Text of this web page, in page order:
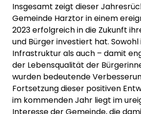
Insgesamt zeigt dieser
Gemeinde Harztor in einem
2023 erfolgreich in die Zukunft
und Bürger investiert hat. Sowohl
Infrastruktur als auch – damit
der Lebensqualität der
wurden bedeutende
Fortsetzung dieser positiven
im kommenden Jahr liegt im